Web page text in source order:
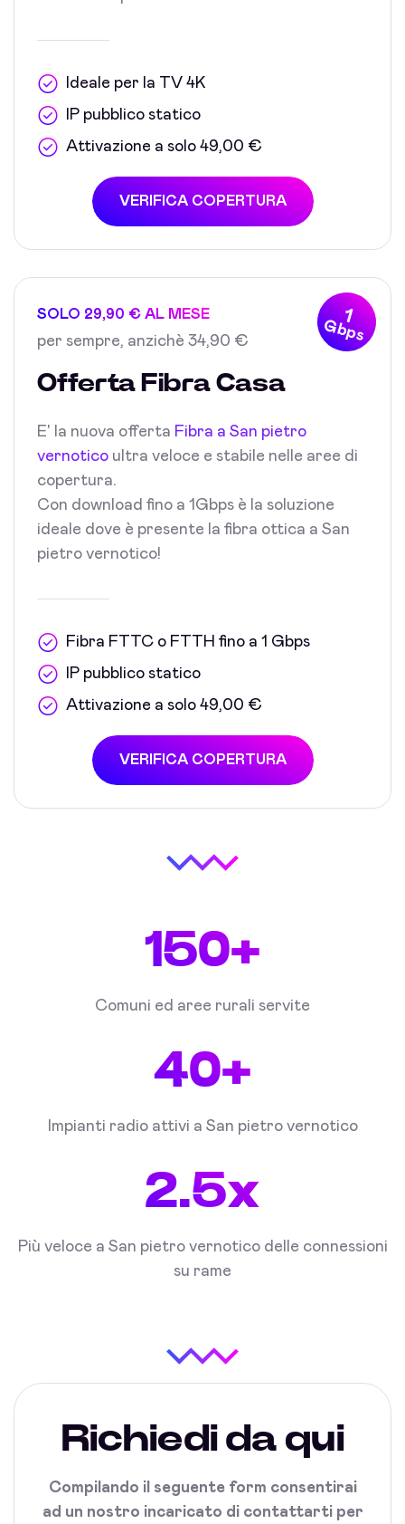
Ideale per la TV 4K
IP pubblico statico
Attivazione a solo 49,00 €
VERIFICA COPERTURA
1
Gbps
SOLO 29,90 € AL MESE
per sempre, anzichè 34,90 €
Offerta Fibra Casa
E' la nuova offerta Fibra a San pietro
vernotico ultra veloce e stabile nelle aree di
copertura.
Con download fino a 1Gbps è la soluzione
ideale dove è presente la fibra ottica a San
pietro vernotico!
Fibra FTTC o FTTH fino a 1 Gbps
IP pubblico statico
Attivazione a solo 49,00 €
VERIFICA COPERTURA
150+
Comuni ed aree rurali servite
40+
Impianti radio attivi a San pietro vernotico
2.5x
Più veloce a San pietro vernotico delle connessioni
su rame
Richiedi da qui
Compilando il seguente form consentirai
ad un nostro incaricato di contattarti per